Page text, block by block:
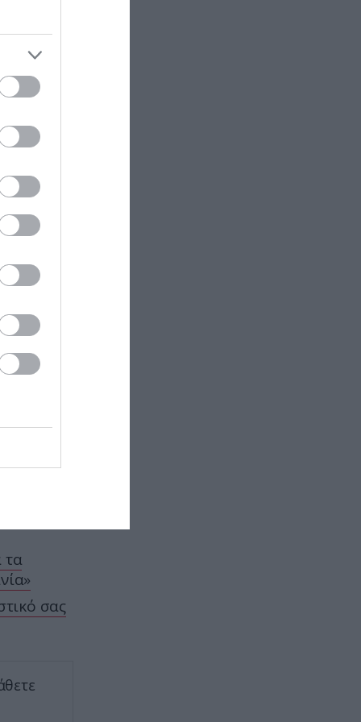
πάνω
σε
το
τα
σας